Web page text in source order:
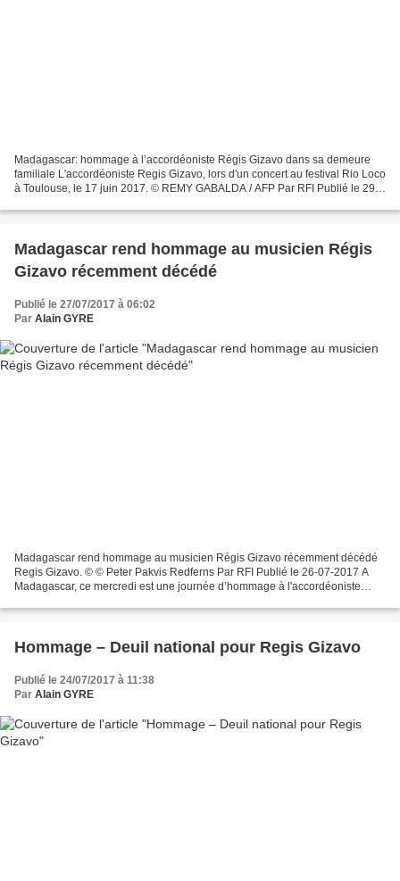
Madagascar: hommage à l’accordéoniste Régis Gizavo dans sa demeure
familiale L'accordéoniste Regis Gizavo, lors d'un concert au festival Rio Loco
à Toulouse, le 17 juin 2017. © REMY GABALDA / AFP Par RFI Publié le 29-
Madagascar rend hommage au musicien Régis
Gizavo récemment décédé
Publié le 27/07/2017 à 06:02
Par Alain GYRE
Madagascar rend hommage au musicien Régis Gizavo récemment décédé
Regis Gizavo. © © Peter Pakvis Redferns Par RFI Publié le 26-07-2017 A
Madagascar, ce mercredi est une journée d’hommage à l'accordéoniste
Hommage – Deuil national pour Regis Gizavo
Publié le 24/07/2017 à 11:38
Par Alain GYRE